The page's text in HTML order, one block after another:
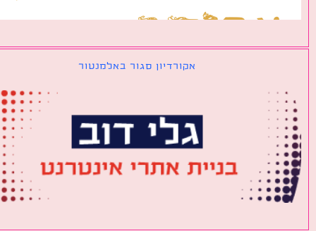
אקורדיון סגור באלמנטור